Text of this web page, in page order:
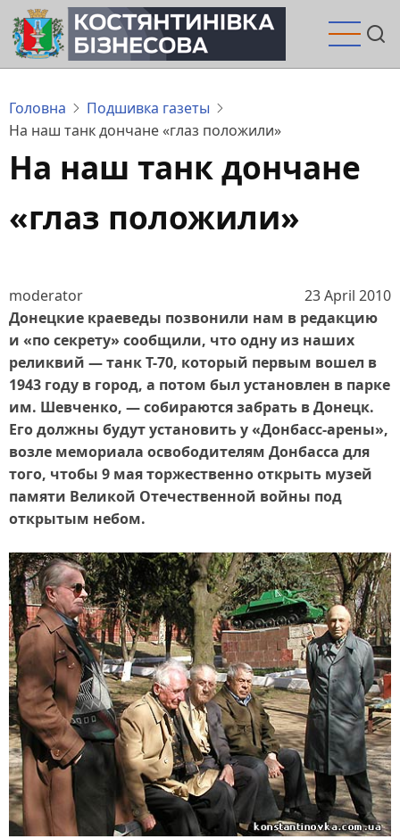
Перейти
до
основного
Головна
Подшивка газеты
На наш танк дончане «глаз положили»
На наш танк дончане
«глаз положили»
moderator
23 April 2010
Донецкие краеведы позвонили нам в редакцию
и «по секрету» сообщили, что одну из наших
реликвий — танк Т-70, который первым вошел в
1943 году в город, а потом был установлен в парке
им. Шевченко, — собираются забрать в Донецк.
Его должны будут установить у «Донбасс-арены»,
возле мемориала освободителям Донбасса для
того, чтобы 9 мая торжественно открыть музей
памяти Великой Отечественной войны под
открытым небом.